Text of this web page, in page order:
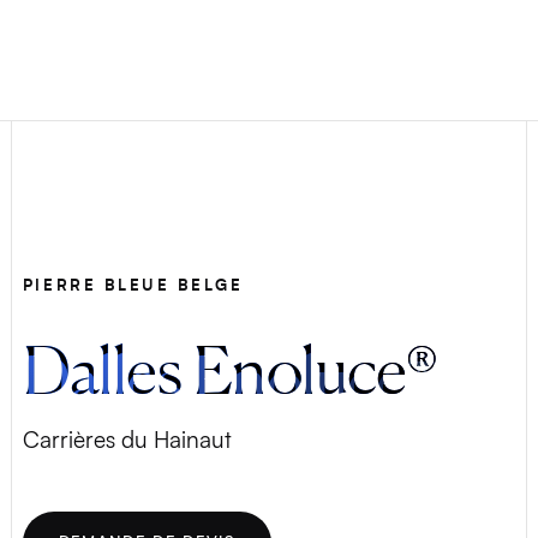
PIERRE BLEUE BELGE
Dalles Enoluce®
Carrières du Hainaut